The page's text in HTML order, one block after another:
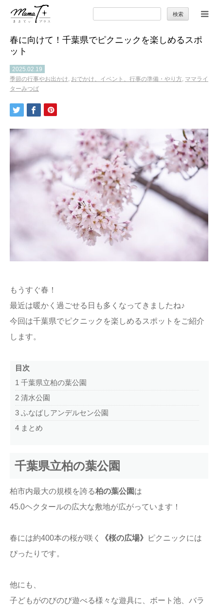
索:
春に向けて！千葉県でピクニックを楽しめるスポ
ット
2025.02.19
季節の行事やお出かけ, おでかけ、イベント、行事の準備・やり方, ママライ
ターみつば
もうすぐ春！
最近は暖かく過ごせる日も多くなってきましたね♪
今回は千葉県でピクニックを楽しめるスポットをご紹介
します。
目次
1 千葉県立柏の葉公園
2 清水公園
3 ふなばしアンデルセン公園
4 まとめ
千葉県立柏の葉公園
柏市内最大の規模を誇る柏の葉公園は
45.0ヘクタールの広大な敷地が広がっています！
春には約400本の桜が咲く 《桜の広場》
ピクニックには
ぴったりです。
他にも、
子どもがのびのび遊べる様々な遊具に、ボート池、バラ
トップ
ママのカラダとココロ
子育て
季節の行事やお出かけ